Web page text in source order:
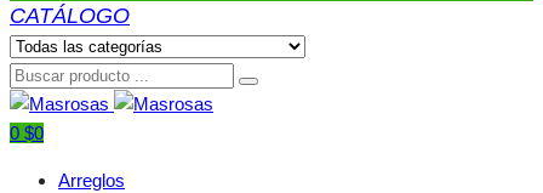
0 $0
Arreglos